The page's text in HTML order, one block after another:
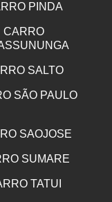
PINDA
CARRO
SALTO
SÃO PAULO
SAOJOSE
SUMARE
TATUI